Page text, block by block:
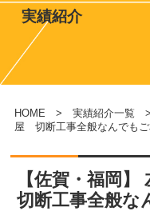
実績紹介
HOME > 実績紹介一覧 >
屋 切断工事全般なんでもご
【佐賀・福岡
切断工事全般な